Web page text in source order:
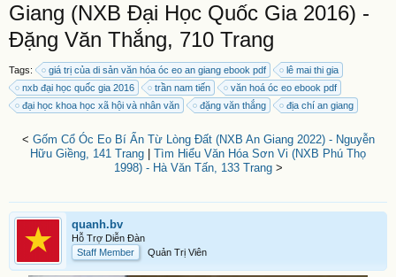
Giang (NXB Đại Học Quốc Gia 2016) -
Đặng Văn Thắng, 710 Trang
Tags: giá trị của di sản văn hóa óc eo an giang ebook pdf
lê mai thi gia
nxb đại học quốc gia 2016
trần nam tiến
văn hoá óc eo ebook pdf
đại học khoa học xã hội và nhân văn
đặng văn thắng địa chí an giang
< Gốm Cổ Óc Eo Bí Ẩn Từ Lòng Đất (NXB An Giang 2022) - Nguyễn
Hữu Giềng, 141 Trang
Tìm Hiểu Văn Hóa Sơn Vi (NXB Phú Thọ
1998) - Hà Văn Tấn, 133 Trang>
quanh.bv
Hỗ Trợ Diễn Đàn
Staff Member
Quản Trị Viên